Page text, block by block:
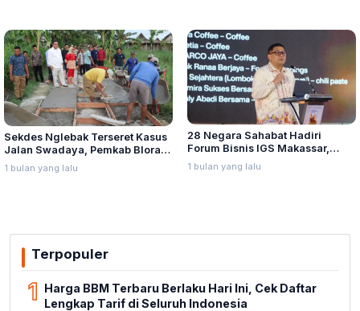
Sekdes Nglebak Terseret Kasus
Jalan Swadaya, Pemkab Blora
Sebut Pendampingan Hukum
Bukan Kewenangannya
1 bulan yang lalu
28 Negara Sahabat Hadiri
Forum Bisnis IGS Makassar,
Munafri Tawarkan Investasi
Stadion Untia
1 bulan yang lalu
Terpopuler
1 Harga BBM Terbaru Berlaku Hari Ini, Cek Daftar
Lengkap Tarif di Seluruh Indonesia